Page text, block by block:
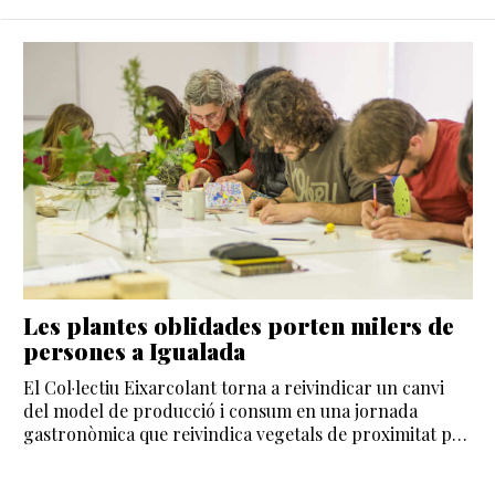
Les plantes oblidades porten milers de
persones a Igualada
El Col·lectiu Eixarcolant torna a reivindicar un canvi
del model de producció i consum en una jornada
gastronòmica que reivindica vegetals de proximitat poc